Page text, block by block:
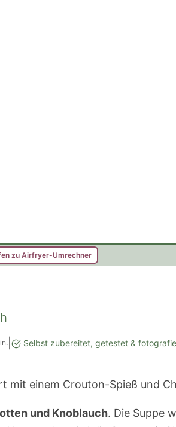
zu Airfryer-Umrechner
Selbst zubereitet, getestet &
und Knoblauch. Die Suppe